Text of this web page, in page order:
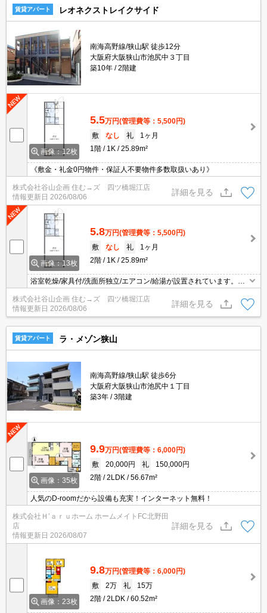
賃貸アパート レオネクストレイクサイド
南海高野線/狭山駅 徒歩12分
大阪府大阪狭山市池尻中３丁目
築10年
2階建
画像：12枚
5.5万円(管理費等：5,500円)
敷
なし 礼
1ヶ月
1階
1K 25.89m²
《敷金・礼金0円物件・保証人不要物件多数取扱いあり》
株式会社谷山企画 住む→ズ 四ツ橋堀江店
情報更新日 2026/08/06
詳細を見る
画像：13枚
5.8万円(管理費等：5,500円)
敷
なし 礼
1ヶ月
2階
1K 25.89m²
浴室乾燥/家具付/洗面所独立/エアコン/給湯が設置されています。防
犯カメラ 充実した設備なので入居後も安心して生活できます 築10
年の物件のご紹介です。素敵な1Kタイプの物件で快適にお過ごしい
ただけますよ 南海高野線 狭山駅/南海高野線 大阪狭山市駅と2駅利
用可能。お問い合わせは株式会社谷山企画まで。
株式会社谷山企画 住む→ズ 四ツ橋堀江店
情報更新日 2026/08/06
詳細を見る
賃貸アパート ラ・メゾン狭山
南海高野線/狭山駅 徒歩6分
大阪府大阪狭山市池尻中１丁目
築3年
3階建
画像：35枚
9.9万円(管理費等：6,000円)
敷
20,000円 礼
150,000円
2階
2LDK 56.67m²
人気のD-roomだから設備も充実！インターネット無料！
株式会社Ｈ’ａｒｕホーム ホームメイトFC北野田
店
情報更新日 2026/08/07
詳細を見る
画像：23枚
9.8万円(管理費等：6,000円)
敷
2万 礼
15万
2階
2LDK 60.52m²